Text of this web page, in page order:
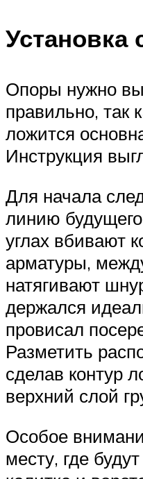
Установка
Опоры нужно
правильно, так
ложится
Инструкция
Для начала
линию
углах вбивают
арматуры,
натягивают
держался
провисал
Разметить
сделав контур
верхний слой
Особое
месту, где